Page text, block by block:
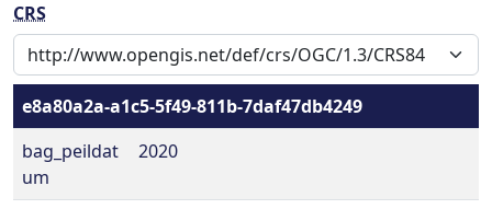
CRS
e8a80a2a-a1c5-5f49-811b-7daf47db4249
bag_peildat
um
2020